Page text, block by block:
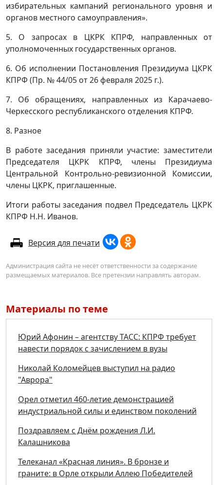
избирательных кампаний регионального уровня и
органов местного самоуправления».
5. О запросах в ЦКРК КПРФ, направленных от
уполномоченных государственных органов.
6. Об исполнении Постановления Президиума ЦКРК
КПРФ (Пр. № 44/05 от 26 февраля 2025 г.).
7. Об обращениях, направленных из Карачаево-
Черкесского республиканского отделения КПРФ.
8. Разное
В работе заседания приняли участие: заместители
Председателя ЦКРК КПРФ, члены Президиума
Центральной Контрольно-ревизионной Комиссии,
члены ЦКРК, приглашенные.
Итоги работы заседания подвел Председатель ЦКРК
КПРФ Н.Н. Иванов.
Версия для печати
Администрация сайта не несёт ответственности за содержание
размещаемых материалов. Все претензии направлять авторам.
Материалы по теме
Юрий Афонин – агентству ТАСС: КПРФ требует
навести порядок с зачислением в вузы
Николай Коломейцев выступил на радио
"Аврора"
Орел отметил 460-летие демонстрацией
индустриальной силы и единством поколений
Поздравляем с Днём рождения Л.И.
Калашникова
Телеканал «Красная линия». В бронзе и
граните: в Орле открыли Аллею Победителей